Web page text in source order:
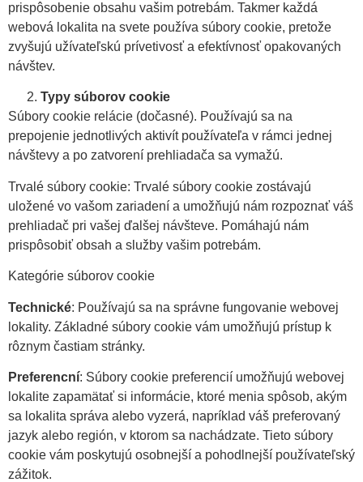
prispôsobenie obsahu vašim potrebám. Takmer každá
webová lokalita na svete používa súbory cookie, pretože
zvyšujú užívateľskú prívetivosť a efektívnosť opakovaných
návštev.
Typy súborov cookie
Súbory cookie relácie (dočasné). Používajú sa na
prepojenie jednotlivých aktivít používateľa v rámci jednej
návštevy a po zatvorení prehliadača sa vymažú.
Trvalé súbory cookie: Trvalé súbory cookie zostávajú
uložené vo vašom zariadení a umožňujú nám rozpoznať váš
prehliadač pri vašej ďalšej návšteve. Pomáhajú nám
prispôsobiť obsah a služby vašim potrebám.
Kategórie súborov cookie
Technické: Používajú sa na správne fungovanie webovej
lokality. Základné súbory cookie vám umožňujú prístup k
rôznym častiam stránky.
Preferencní: Súbory cookie preferencií umožňujú webovej
lokalite zapamätať si informácie, ktoré menia spôsob, akým
sa lokalita správa alebo vyzerá, napríklad váš preferovaný
jazyk alebo región, v ktorom sa nachádzate. Tieto súbory
cookie vám poskytujú osobnejší a pohodlnejší používateľský
zážitok.